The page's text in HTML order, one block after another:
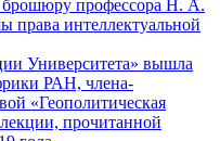
брошюру профессора Н. А.
интеллектуальной